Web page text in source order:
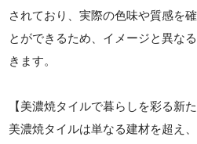
されており、実際の色味や質感を
とができるため、イメージと異な
きます。
【美濃焼タイルで暮らしを彩る新た
美濃焼タイルは単なる建材を超え